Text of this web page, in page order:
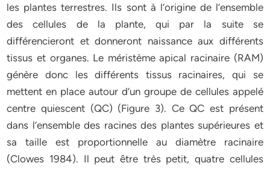
les plantes terrestres. Ils sont à l’origine de l’ensemble
des cellules de la plante, qui par la suite se
différencieront et donneront naissance aux différents
tissus et organes. Le méristème apical racinaire (RAM)
génère donc les différents tissus racinaires, qui se
mettent en place autour d’un groupe de cellules appelé
centre quiescent (QC) (Figure 3). Ce QC est présent
dans l’ensemble des racines des plantes supérieures et
sa taille est proportionnelle au diamètre racinaire
(Clowes 1984). Il peut être très petit, quatre cellules